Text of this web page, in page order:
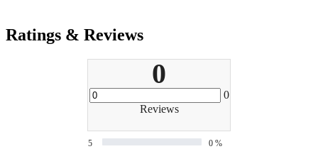
Ratings & Reviews
0
0
Reviews
5
0 %